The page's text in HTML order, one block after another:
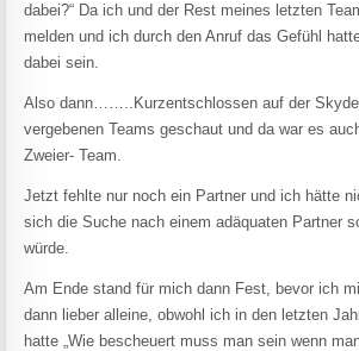
dabei?“ Da ich und der Rest meines letzten
melden und ich durch den Anruf das Gefühl
dabei sein.
Also dann……..Kurzentschlossen auf der
vergebenen Teams geschaut und da war es
Zweier- Team.
Jetzt fehlte nur noch ein Partner und ich hätte
sich die Suche nach einem adäquaten Partner
würde.
Am Ende stand für mich dann Fest, bevor ich
dann lieber alleine, obwohl ich in den letzten
hatte „Wie bescheuert muss man sein wenn